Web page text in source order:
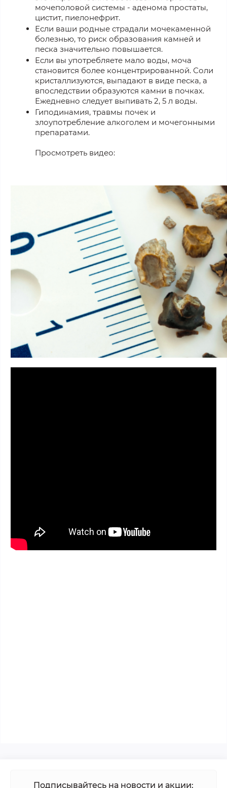
мочеполовой системы - аденома простаты,
цистит, пиелонефрит.
Если ваши родные страдали мочекаменной
болезнью, то риск образования камней и
песка значительно повышается.
Если вы употребляете мало воды, моча
становится более концентрированной. Соли
кристаллизуются, выпадают в виде песка, а
впоследствии образуются камни в почках.
Ежедневно следует выпивать 2, 5 л воды.
Гиподинамия, травмы почек и
злоупотребление алкоголем и мочегонными
препаратами.
Просмотреть видео:
Подписывайтесь на новости и акции: